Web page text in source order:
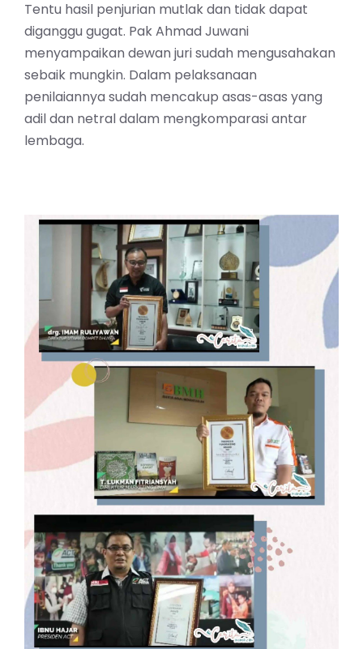
Tentu hasil penjurian mutlak dan tidak dapat
diganggu gugat. Pak Ahmad Juwani
menyampaikan dewan juri sudah mengusahakan
sebaik mungkin. Dalam pelaksanaan
penilaiannya sudah mencakup asas-asas yang
adil dan netral dalam mengkomparasi antar
lembaga.